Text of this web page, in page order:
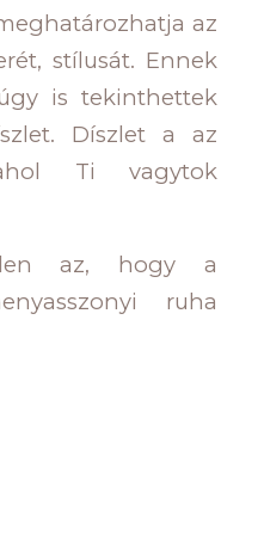
az
stílusát. Ennek
is tekinthettek
Díszlet a az
Ti vagytok
az, hogy a
ruha